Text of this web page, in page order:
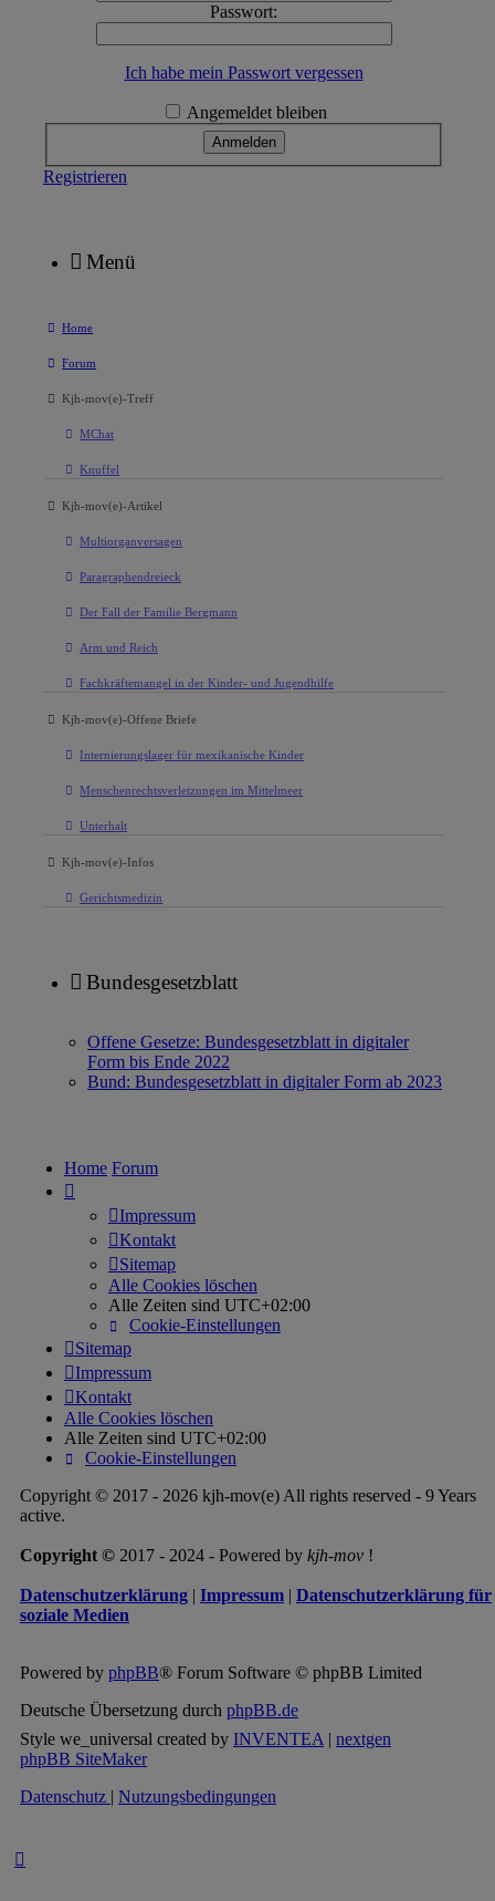
Passwort:
Ich habe mein Passwort vergessen
Angemeldet bleiben
Registrieren
Menü
Home
Forum
Kjh-mov(e)-Treff
MChat
Knuffel
Kjh-mov(e)-Artikel
Multiorganversagen
Paragraphendreieck
Der Fall der Familie Bergmann
Arm und Reich
Fachkräftemangel in der Kinder- und Jugendhilfe
Kjh-mov(e)-Offene Briefe
Internierungslager für mexikanische Kinder
Menschenrechtsverletzungen im Mittelmeer
Unterhalt
Kjh-mov(e)-Infos
Gerichtsmedizin
Bundesgesetzblatt
Offene Gesetze: Bundesgesetzblatt in digitaler
Form bis Ende 2022
Bund: Bundesgesetzblatt in digitaler Form ab 2023
Home Forum
Impressum
Kontakt
Sitemap
Alle Cookies löschen
Alle Zeiten sind UTC+02:00
Cookie-Einstellungen
Sitemap
Impressum
Kontakt
Alle Cookies löschen
Alle Zeiten sind UTC+02:00
Cookie-Einstellungen
Copyright © 2017 - 2026 kjh-mov(e) All rights reserved - 9 Years
active.
Copyright © 2017 - 2024 - Powered by kjh-mov !
Datenschutzerklärung | Impressum | Datenschutzerklärung für
soziale Medien
Powered by phpBB® Forum Software © phpBB Limited
Deutsche Übersetzung durch phpBB.de
Style we_universal created by INVENTEA | nextgen
phpBB SiteMaker
Datenschutz | Nutzungsbedingungen